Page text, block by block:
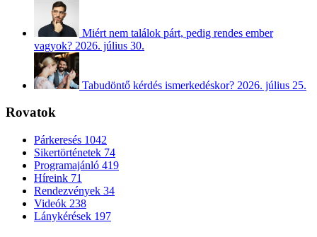
Miért nem találok párt, pedig rendes ember
vagyok? 2026. július 30.
Tabudöntő kérdés ismerkedéskor? 2026. július 25.
Rovatok
Párkeresés 1042
Sikertörténetek 74
Programajánló 419
Híreink 71
Rendezvények 34
Videók 238
Lánykérések 197